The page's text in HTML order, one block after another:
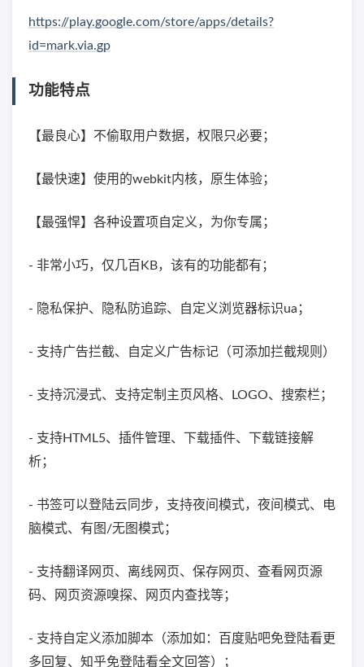
https://play.google.com/store/apps/details?
id=mark.via.gp
功能特点
【最良心】不偷取用户数据，权限只必要；
【最快速】使用的webkit内核，原生体验；
【最强悍】各种设置项自定义，为你专属；
- 非常小巧，仅几百KB，该有的功能都有；
- 隐私保护、隐私防追踪、自定义浏览器标识ua；
- 支持广告拦截、自定义广告标记（可添加拦截规则）
- 支持沉浸式、支持定制主页风格、LOGO、搜索栏；
- 支持HTML5、插件管理、下载插件、下载链接解
析；
- 书签可以登陆云同步，支持夜间模式，夜间模式、电
脑模式、有图/无图模式；
- 支持翻译网页、离线网页、保存网页、查看网页源
码、网页资源嗅探、网页内查找等；
- 支持自定义添加脚本（添加如：百度贴吧免登陆看更
多回复、知乎免登陆看全文回答）；